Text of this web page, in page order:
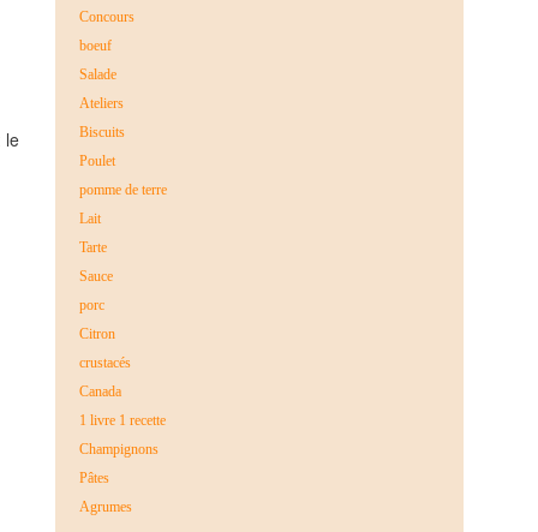
le
Concours
boeuf
Salade
Ateliers
Biscuits
Poulet
pomme de terre
Lait
Tarte
Sauce
porc
Citron
crustacés
Canada
1 livre 1 recette
Champignons
Pâtes
Agrumes